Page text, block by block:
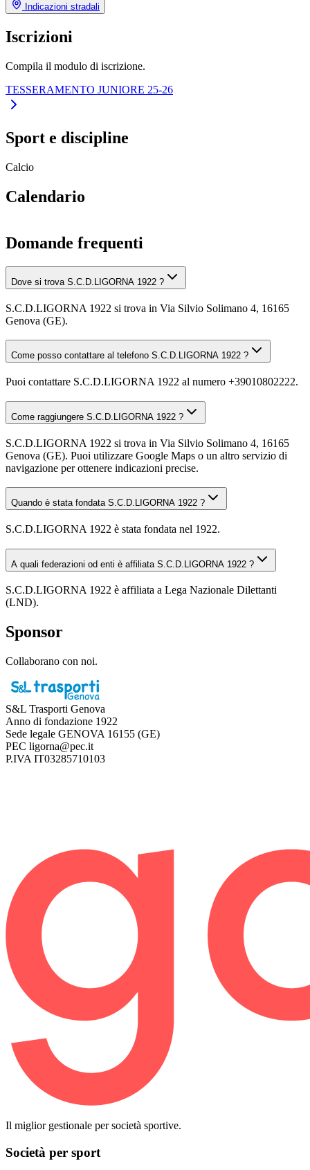
Indicazioni stradali
Iscrizioni
Compila il modulo di iscrizione.
TESSERAMENTO JUNIORE 25-26
Sport e discipline
Calcio
Calendario
Domande frequenti
Dove si trova S.C.D.LIGORNA 1922 ?
S.C.D.LIGORNA 1922 si trova in Via Silvio Solimano 4, 16165
Genova (GE).
Come posso contattare al telefono S.C.D.LIGORNA 1922 ?
Puoi contattare S.C.D.LIGORNA 1922 al numero +39010802222.
Come raggiungere S.C.D.LIGORNA 1922 ?
S.C.D.LIGORNA 1922 si trova in Via Silvio Solimano 4, 16165
Genova (GE). Puoi utilizzare Google Maps o un altro servizio di
navigazione per ottenere indicazioni precise.
Quando è stata fondata S.C.D.LIGORNA 1922 ?
S.C.D.LIGORNA 1922 è stata fondata nel 1922.
A quali federazioni od enti è affiliata S.C.D.LIGORNA 1922 ?
S.C.D.LIGORNA 1922 è affiliata a Lega Nazionale Dilettanti
(LND).
Sponsor
Collaborano con noi.
S&L Trasporti Genova
Anno di fondazione 1922
Sede legale GENOVA 16155 (GE)
PEC ligorna@pec.it
P.IVA IT03285710103
Il miglior gestionale per società sportive.
Società per sport